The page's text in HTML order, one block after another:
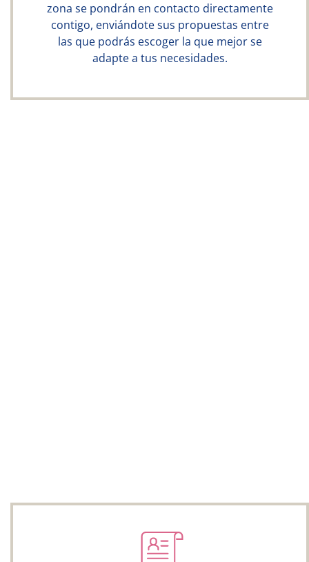
zona se pondrán en contacto directamente
contigo, enviándote sus propuestas entre
las que podrás escoger la que mejor se
adapte a tus necesidades.